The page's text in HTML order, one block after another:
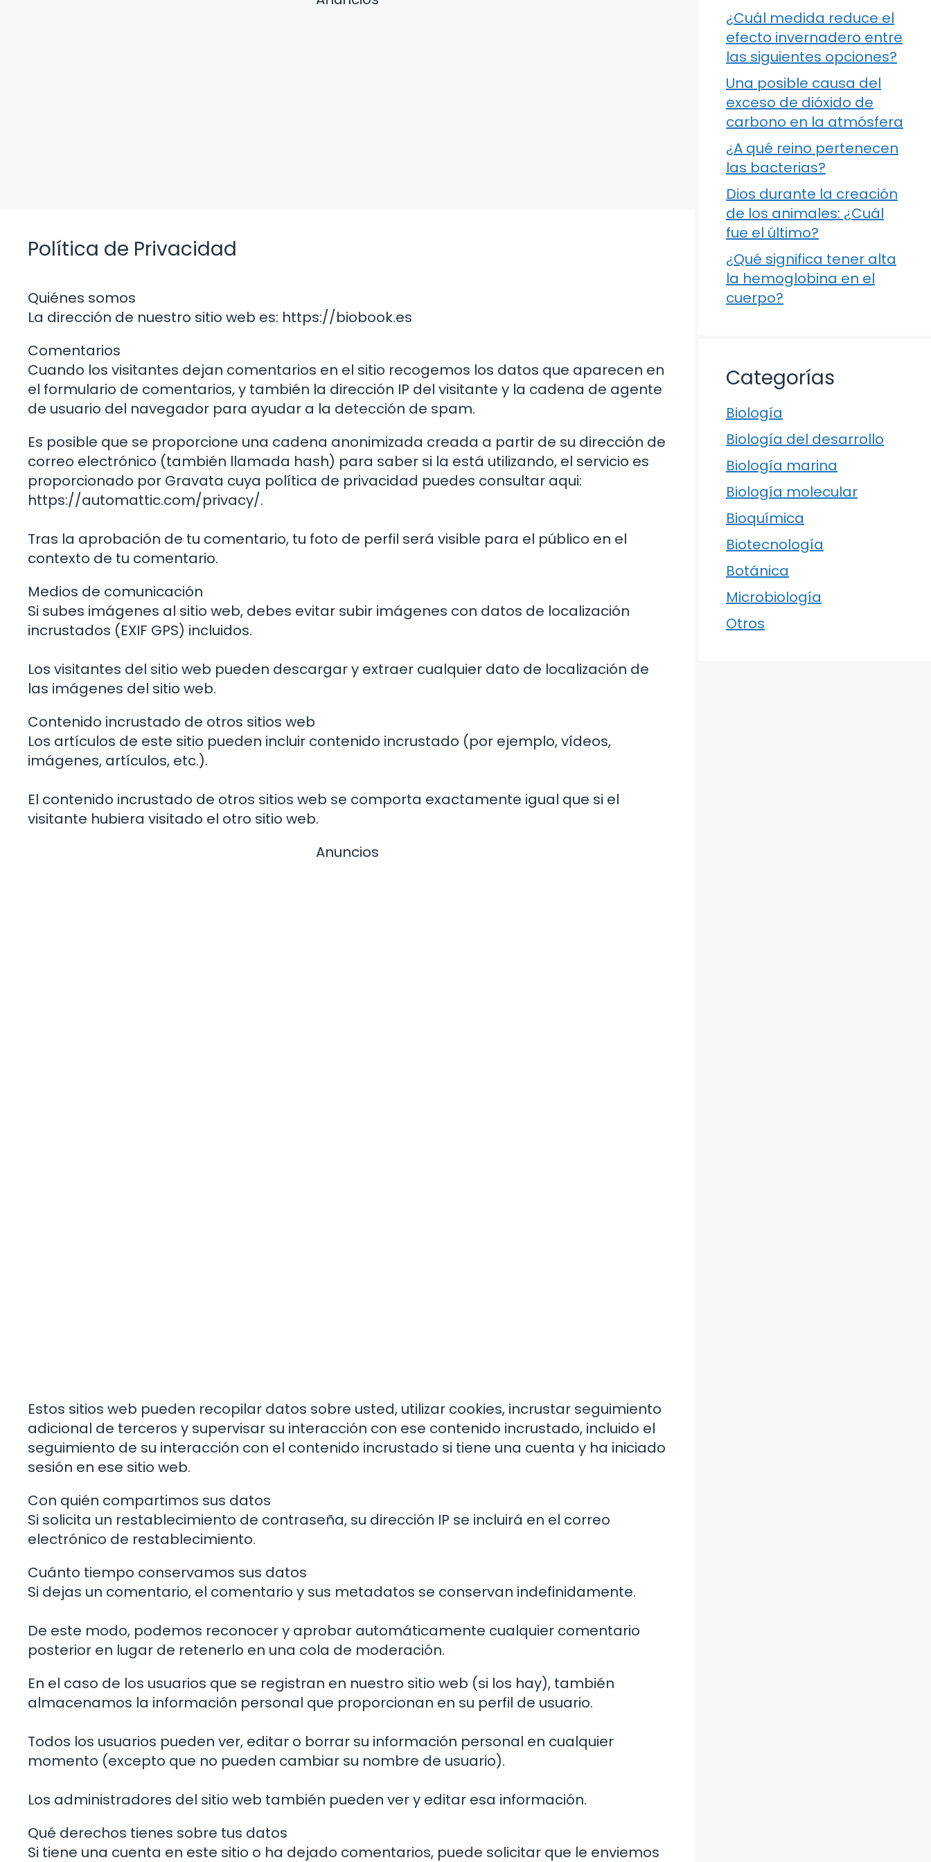
Política de Privacidad
Quiénes somos
La dirección de nuestro sitio web es: https://biobook.es
Comentarios
Cuando los visitantes dejan comentarios en el sitio recogemos los datos que aparecen en
el formulario de comentarios, y también la dirección IP del visitante y la cadena de agente
de usuario del navegador para ayudar a la detección de spam.
Es posible que se proporcione una cadena anonimizada creada a partir de su dirección de
correo electrónico (también llamada hash) para saber si la está utilizando, el servicio es
proporcionado por Gravata cuya política de privacidad puedes consultar aqui:
https://automattic.com/privacy/.
Tras la aprobación de tu comentario, tu foto de perfil será visible para el público en el
contexto de tu comentario.
Medios de comunicación
Si subes imágenes al sitio web, debes evitar subir imágenes con datos de localización
incrustados (EXIF GPS) incluidos.
Los visitantes del sitio web pueden descargar y extraer cualquier dato de localización de
las imágenes del sitio web.
Contenido incrustado de otros sitios web
Los artículos de este sitio pueden incluir contenido incrustado (por ejemplo, vídeos,
imágenes, artículos, etc.).
El contenido incrustado de otros sitios web se comporta exactamente igual que si el
visitante hubiera visitado el otro sitio web.
Anuncios
Estos sitios web pueden recopilar datos sobre usted, utilizar cookies, incrustar seguimiento
adicional de terceros y supervisar su interacción con ese contenido incrustado, incluido el
seguimiento de su interacción con el contenido incrustado si tiene una cuenta y ha iniciado
sesión en ese sitio web.
Con quién compartimos sus datos
Si solicita un restablecimiento de contraseña, su dirección IP se incluirá en el correo
electrónico de restablecimiento.
Cuánto tiempo conservamos sus datos
Si dejas un comentario, el comentario y sus metadatos se conservan indefinidamente.
De este modo, podemos reconocer y aprobar automáticamente cualquier comentario
posterior en lugar de retenerlo en una cola de moderación.
En el caso de los usuarios que se registran en nuestro sitio web (si los hay), también
almacenamos la información personal que proporcionan en su perfil de usuario.
Todos los usuarios pueden ver, editar o borrar su información personal en cualquier
momento (excepto que no pueden cambiar su nombre de usuario).
Los administradores del sitio web también pueden ver y editar esa información.
Qué derechos tienes sobre tus datos
Si tiene una cuenta en este sitio o ha dejado comentarios, puede solicitar que le enviemos
¿Cuál medida reduce el
efecto invernadero entre
las siguientes opciones?
Una posible causa del
exceso de dióxido de
carbono en la atmósfera
¿A qué reino pertenecen
las bacterias?
Dios durante la creación
de los animales: ¿Cuál
fue el último?
¿Qué significa tener alta
la hemoglobina en el
cuerpo?
Categorías
Biología
Biología del desarrollo
Biología marina
Biología molecular
Bioquímica
Biotecnología
Botánica
Microbiología
Otros